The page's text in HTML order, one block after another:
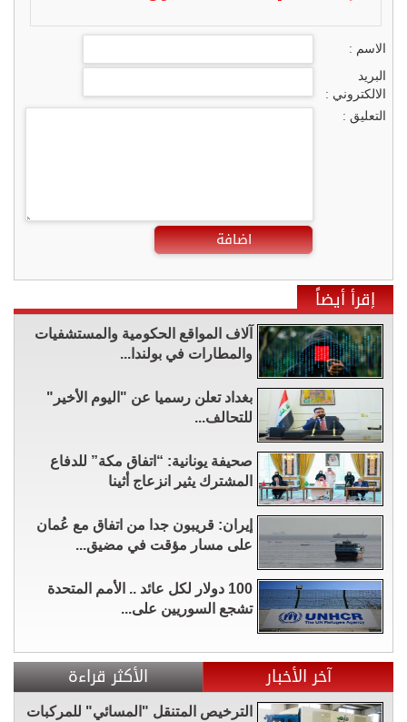
الاسم :
البريد
الالكتروني :
التعليق :
اضافة
إقرأ أيضاً
آلاف المواقع الحكومية والمستشفيات
والمطارات في بولندا...
بغداد تعلن رسميا عن "اليوم الأخير"
للتحالف...
صحيفة يونانية: “اتفاق مكة” للدفاع
المشترك يثير انزعاج أثينا
إيران: قريبون جدا من اتفاق مع عُمان
على مسار مؤقت في مضيق...
100 دولار لكل عائد .. الأمم المتحدة
تشجع السوريين على...
آخر الأخبار الأكثر قراءة
الترخيص المتنقل "المسائي" للمركبات